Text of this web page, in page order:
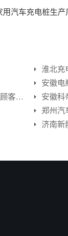
汽车充电桩生产
淮北充
安徽电
合肥电动车充电桩安装一台多少钱-安徽科帝|顾客至上
安徽科
济南新